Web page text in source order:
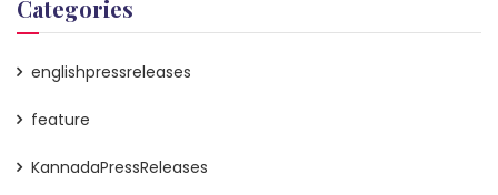
Categories
englishpressreleases
feature
KannadaPressReleases